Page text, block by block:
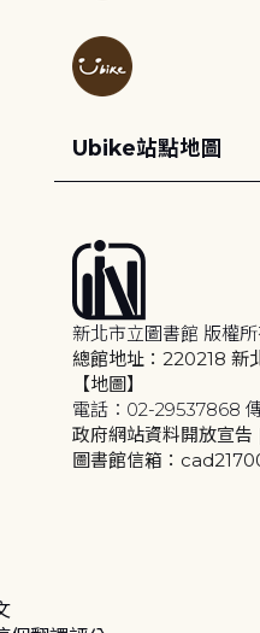
Ubike站點地圖
新北市立圖書館 版權
總館地址：220218 新
【地圖】
電話：02-29537868
政府網站資料開放宣告
圖書館信箱：